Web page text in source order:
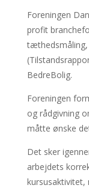
Foreningen
profit
BedreBolig.
Foreningen
og rådgivning
måtte ønske
Det sker
arbejdets
kursusaktivitet,